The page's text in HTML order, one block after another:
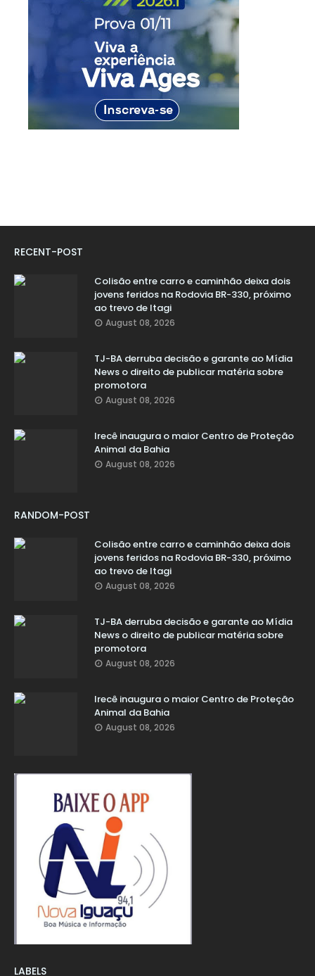
RECENT-POST
Colisão entre carro e caminhão deixa dois
jovens feridos na Rodovia BR-330, próximo
ao trevo de Itagi
August 08, 2026
TJ-BA derruba decisão e garante ao Mídia
News o direito de publicar matéria sobre
promotora
August 08, 2026
Irecê inaugura o maior Centro de Proteção
Animal da Bahia
August 08, 2026
RANDOM-POST
Colisão entre carro e caminhão deixa dois
jovens feridos na Rodovia BR-330, próximo
ao trevo de Itagi
August 08, 2026
TJ-BA derruba decisão e garante ao Mídia
News o direito de publicar matéria sobre
promotora
August 08, 2026
Irecê inaugura o maior Centro de Proteção
Animal da Bahia
August 08, 2026
LABELS